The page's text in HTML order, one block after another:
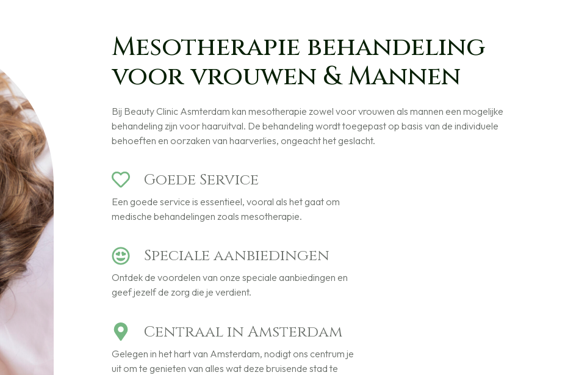
Mesotherapie behandeling
voor vrouwen & Mannen
Bij Beauty Clinic Asmterdam kan mesotherapie zowel voor vrouwen als mannen een mogelijke
behandeling zijn voor haaruitval. De behandeling wordt toegepast op basis van de individuele
behoeften en oorzaken van haarverlies, ongeacht het geslacht.
Goede Service
Een goede service is essentieel, vooral als het gaat om
medische behandelingen zoals mesotherapie.
Speciale aanbiedingen
Ontdek de voordelen van onze speciale aanbiedingen en
geef jezelf de zorg die je verdient.
Centraal in Amsterdam
Gelegen in het hart van Amsterdam, nodigt ons centrum je
uit om te genieten van alles wat deze bruisende stad te